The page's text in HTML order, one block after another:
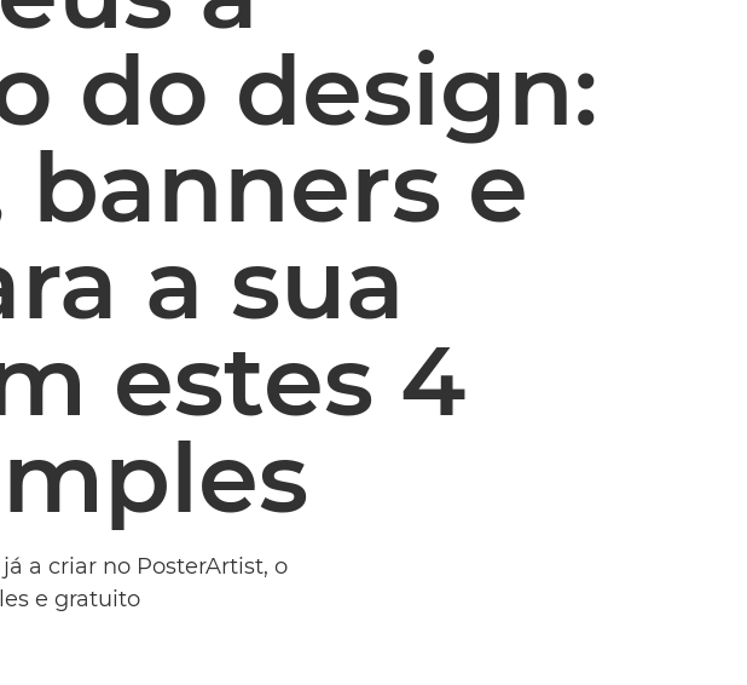
do design:
e
a sua
estes 4
a criar no PosterArtist, o
e gratuito